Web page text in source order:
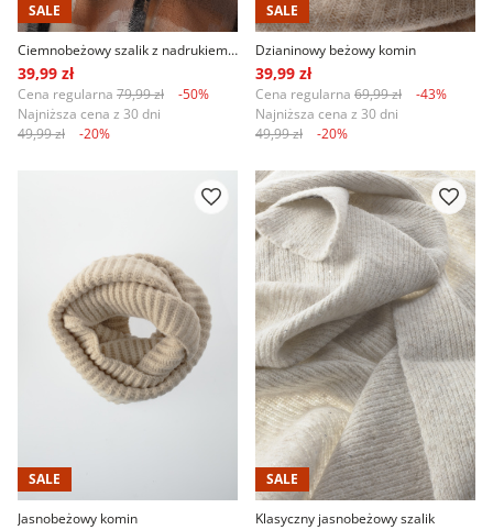
SALE
Ciemnobeżowy szalik z nadrukiem w kratę
39,99 zł
Cena regularna 79,99 zł
-50%
Najniższa cena z 30 dni
49,99 zł
-20%
SALE
Dzianinowy beżowy komin
39,99 zł
Cena regularna 69,99 zł
-43%
Najniższa cena z 30 dni
49,99 zł
-20%
SALE
Jasnobeżowy komin
SALE
Klasyczny jasnobeżowy szalik